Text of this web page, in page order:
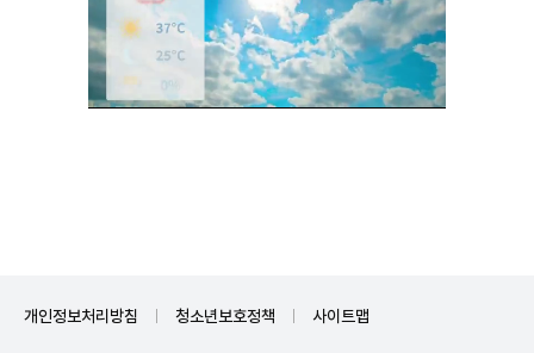
개인정보처리방침 청소년보호정책 사이트맵